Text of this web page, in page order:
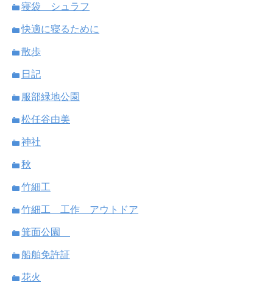
寝袋 シュラフ
快適に寝るために
散歩
日記
服部緑地公園
松任谷由美
神社
秋
竹細工
竹細工 工作 アウトドア
箕面公園
船舶免許証
花火